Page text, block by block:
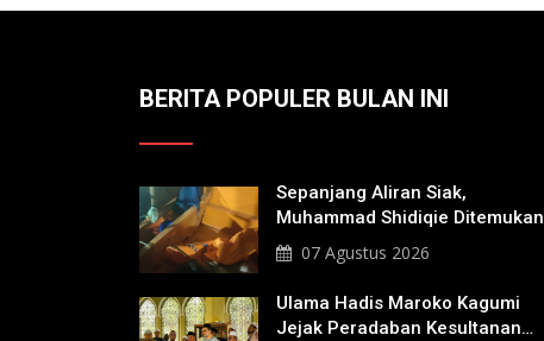
BERITA POPULER BULAN INI
Sepanjang Aliran Siak,
Muhammad Shidiqie Ditemukan
Satu Kilo Dari Tempat Pertama
Tenggelam
07 Agustus 2026
Ulama Hadis Maroko Kagumi
Jejak Peradaban Kesultanan